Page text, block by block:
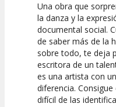
10
Calidad del
Espectáculo
10
Una obra que
la danza y la
documental social.
de saber más de la
sobre todo, te deja
escritora de un
es una artista con
diferencia.
difícil de las